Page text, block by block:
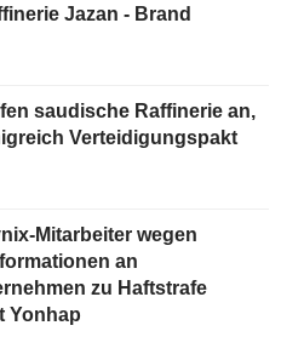
Jazan - Brand
saudische Raffinerie an,
Verteidigungspakt
Mitarbeiter wegen
an
zu Haftstrafe
Yonhap